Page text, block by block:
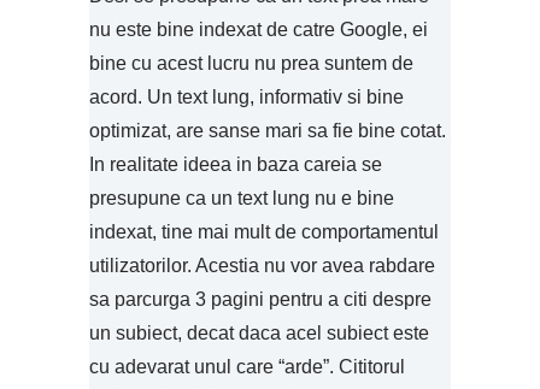
nu este bine indexat de catre Google, ei
bine cu acest lucru nu prea suntem de
acord. Un text lung, informativ si bine
optimizat, are sanse mari sa fie bine cotat.
In realitate ideea in baza careia se
presupune ca un text lung nu e bine
indexat, tine mai mult de comportamentul
utilizatorilor. Acestia nu vor avea rabdare
sa parcurga 3 pagini pentru a citi despre
un subiect, decat daca acel subiect este
cu adevarat unul care “arde”. Cititorul